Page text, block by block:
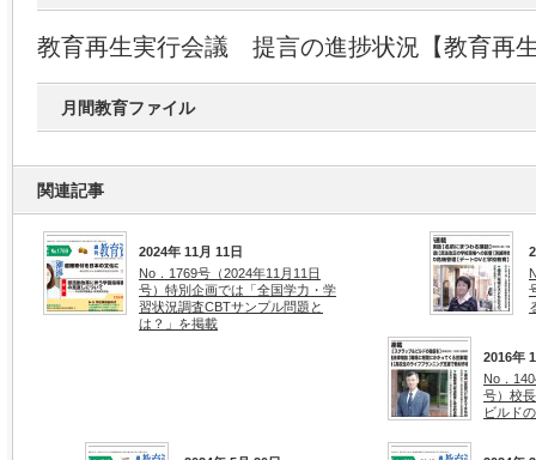
教育再生実行会議 提言の進捗状況【教育再
月間教育ファイル
関連記事
2024年 11月 11日
No．1769号（2024年11月11日
号）特別企画では「全国学力・学
習状況調査CBTサンプル問題と
は？」を掲載
2016年
No．
号）校
ビルド